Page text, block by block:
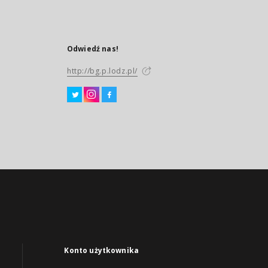
Odwiedź nas!
http://bg.p.lodz.pl/
Konto użytkownika